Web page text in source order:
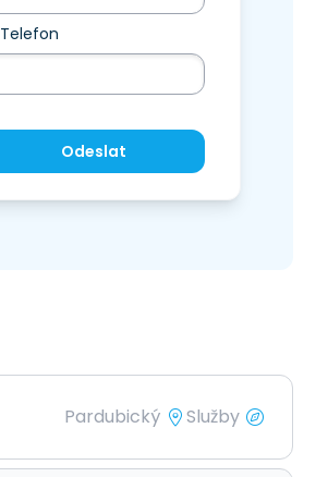
Telefon
Odeslat
Pardubický Služby